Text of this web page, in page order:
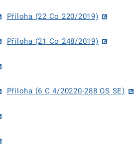
Příloha (22 Co 220/2019)
Příloha (21 Co 248/2019)
Příloha (6 C 4/20220-288 OS SE)